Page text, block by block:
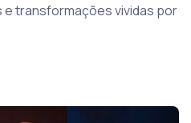
transformações vividas por